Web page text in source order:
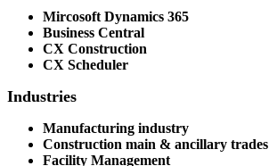
Mircosoft Dynamics 365
Business Central
CX Construction
CX Scheduler
Industries
Manufacturing industry
Construction main & ancillary trades
Facility Management